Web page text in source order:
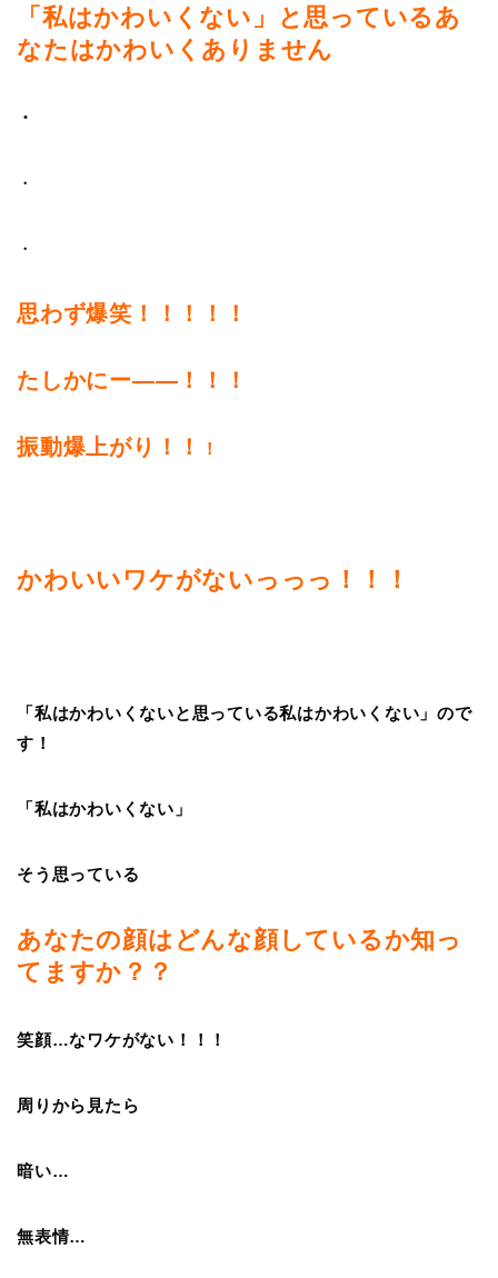
「私はかわいくない」と思っているあ
なたはかわいくありません
・
・
・
思わず爆笑！！！！！
たしかにー――！！！
振動爆上がり！！ ！
かわいいワケがないっっっ！！！
「私はかわいくないと思っている私はかわいくない」ので
す！
「私はかわいくない」
そう思っている
あなたの顔はどんな顔しているか知っ
てますか？？
笑顔…なワケがない！！！
周りから見たら
暗い…
無表情…